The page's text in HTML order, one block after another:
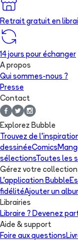
Retrait gratuit en
14 jours pour échanger
A propos
Qui sommes-nous ?
Presse
Contact
Explorez Bubble
Trouvez de
dessinéeComics
sélectionsToutes les
Gérez votre collection
L'application Bubble
fidélitéAjouter un
Librairies
Libraire ? Devenez
Aide & support
Foire aux questions